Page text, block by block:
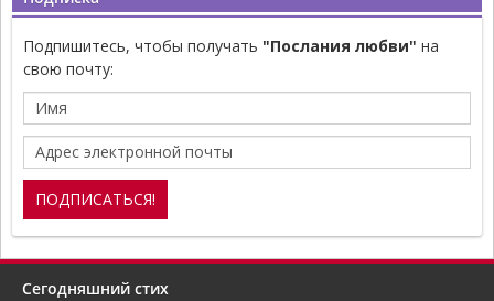
Подпишитесь, чтобы получать "Послания любви" на
свою почту:
Сегодняшний стих